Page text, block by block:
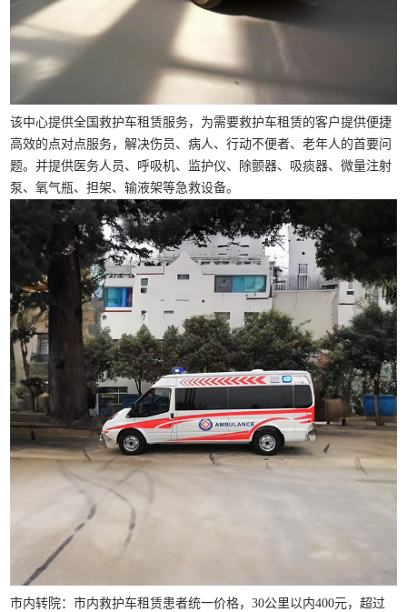
该中心提供全国救护车租赁服务，为需要救护车租赁的客户提供便捷
高效的点对点服务，解决伤员、病人、行动不便者、老年人的首要问
题。并提供医务人员、呼吸机、监护仪、除颤器、吸痰器、微量注射
泵、氧气瓶、担架、输液架等急救设备。
市内转院：市内救护车租赁患者统一价格，30公里以内400元，超过